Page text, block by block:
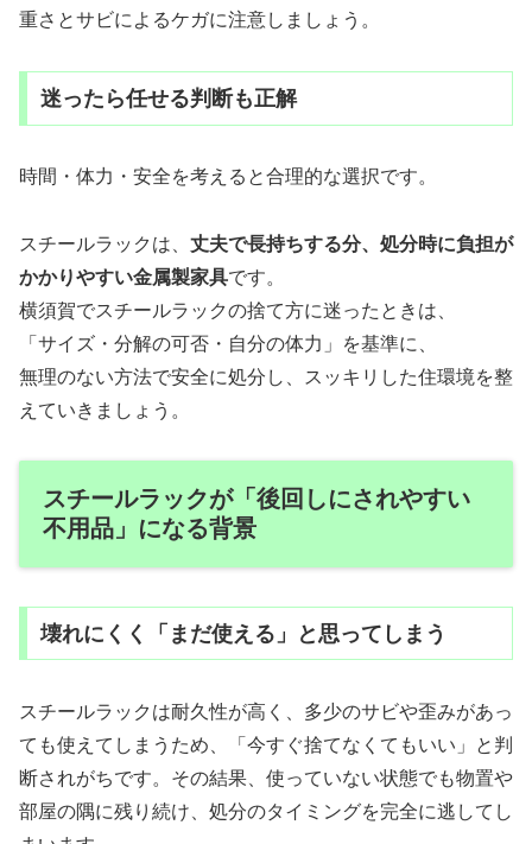
重さとサビによるケガに注意しましょう。
迷ったら任せる判断も正解
時間・体力・安全を考えると合理的な選択です。
スチールラックは、 丈夫で長持ちする分、処分時に負担が
かかりやすい金属製家具です。
横須賀でスチールラックの捨て方に迷ったときは、
「サイズ・分解の可否・自分の体力」を基準に、
無理のない方法で安全に処分し、スッキリした住環境を整
えていきましょう。
スチールラックが「後回しにされやすい
不用品」になる背景
壊れにくく「まだ使える」と思ってしまう
スチールラックは耐久性が高く、多少のサビや歪みがあっ
ても使えてしまうため、「今すぐ捨てなくてもいい」と判
断されがちです。その結果、使っていない状態でも物置や
部屋の隅に残り続け、処分のタイミングを完全に逃してし